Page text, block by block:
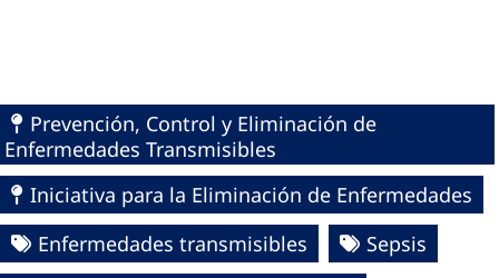
Prevención, Control y Eliminación de
Enfermedades Transmisibles
Iniciativa para la Eliminación de Enfermedades
Enfermedades transmisibles
Sepsis